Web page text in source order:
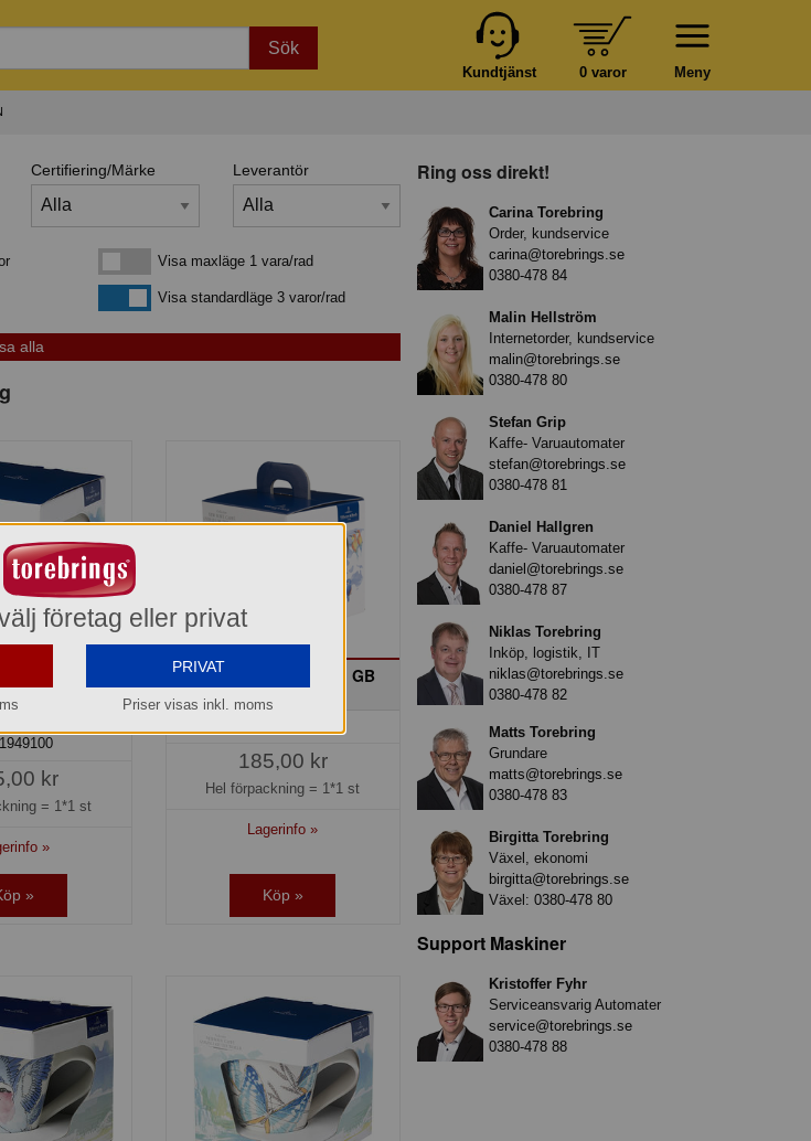
Sök
Meny
0 varor
Kundtjänst
Certifiering/Märke Leverantör
Visa maxläge 1 vara/rad
Visa maxläge 1 vara/rad
Visa standardlägeVisa standardläge 3 varor/rad
Deep Green
Villeroy &
kr
= 1*1 st
»
»
Mugg 30 cl Flamingo GB
Villeroy & Boch
185,00 kr
Hel förpackning = 1*1 st
Lagerinfo »
Köp »
Ring oss direkt!
Carina Torebring
Order, kundservice
carina@torebrings.se
0380-478 84
Malin Hellström
Internetorder, kundservice
malin@torebrings.se
0380-478 80
Stefan Grip
Kaffe- Varuautomater
stefan@torebrings.se
0380-478 81
Daniel Hallgren
Kaffe- Varuautomater
daniel@torebrings.se
0380-478 87
Niklas Torebring
Inköp, logistik, IT
niklas@torebrings.se
0380-478 82
Matts Torebring
Grundare
matts@torebrings.se
0380-478 83
Birgitta Torebring
Växel, ekonomi
birgitta@torebrings.se
Växel: 0380-478 80
Support Maskiner
Kristoffer Fyhr
Serviceansvarig Automater
service@torebrings.se
0380-478 88
företag eller privat
PRIVAT
Priser visas inkl. moms